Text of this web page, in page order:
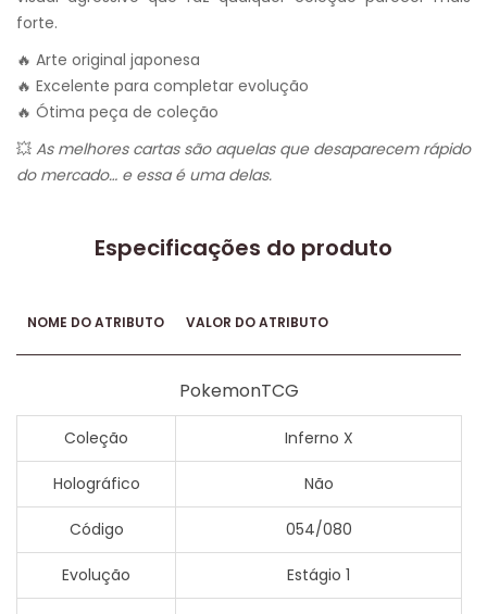
forte.
🔥 Arte original japonesa
🔥 Excelente para completar evolução
🔥 Ótima peça de coleção
💥 As melhores cartas são aquelas que desaparecem rápido
do mercado… e essa é uma delas.
Especificações do produto
NOME DO ATRIBUTO VALOR DO ATRIBUTO
PokemonTCG
Coleção Inferno X
Holográfico Não
Código 054/080
Evolução Estágio 1